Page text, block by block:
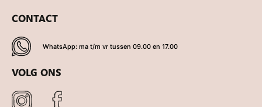
CONTACT
WhatsApp: ma t/m vr tussen 09.00 en 17.00
VOLG ONS